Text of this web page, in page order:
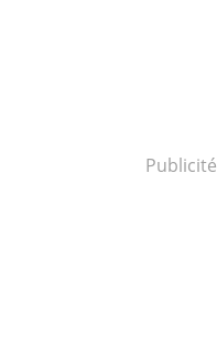
Publicité